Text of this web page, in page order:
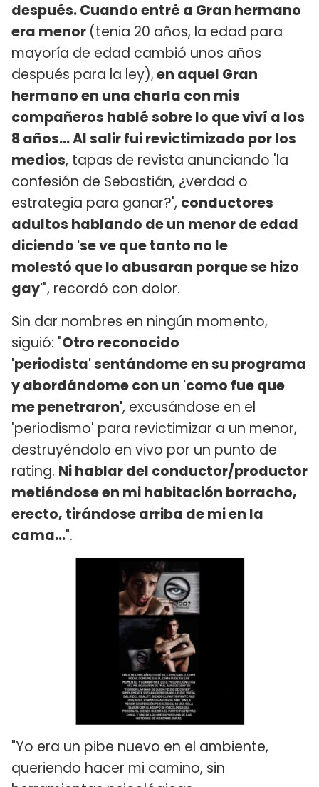
después. Cuando entré a Gran hermano
era menor (tenia 20 años, la edad para
mayoría de edad cambió unos años
después para la ley),en aquel Gran
hermano en una charla con mis
compañeros hablé sobre lo que viví a los
8 años... Al salir fui revictimizado por los
medios, tapas de revista anunciando 'la
confesión de Sebastián, ¿verdad o
estrategia para ganar?', conductores
adultos hablando de un menor de edad
diciendo 'se ve que tanto no le
molestó que lo abusaran porque se hizo
gay'", recordó con dolor.
Sin dar nombres en ningún momento,
siguió: "Otro reconocido
'periodista' sentándome en su programa
y abordándome con un 'como fue que
me penetraron', excusándose en el
'periodismo' para revictimizar a un menor,
destruyéndolo en vivo por un punto de
rating. Ni hablar del conductor/productor
metiéndose en mi habitación borracho,
erecto, tirándose arriba de mi en la
cama...".
"Yo era un pibe nuevo en el ambiente,
queriendo hacer mi camino, sin